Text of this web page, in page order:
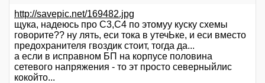
http://savepic.net/169482.jpg
щука, надеюсь про С3,С4 по этомуу куску схемы
говорите?? ну лять, еси тока в утечЬке, и еси вместо
предохранителя гвоздик стоит, тогда да...
а если в исправном БП на корпусе половина
сетевого напряжения - то эт просто северныйлис
кокойто...